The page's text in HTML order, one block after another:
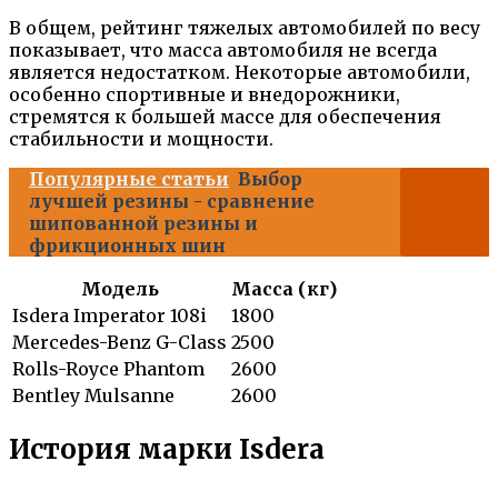
В общем, рейтинг тяжелых автомобилей по весу
показывает, что масса автомобиля не всегда
является недостатком. Некоторые автомобили,
особенно спортивные и внедорожники,
стремятся к большей массе для обеспечения
стабильности и мощности.
Популярные статьи Выбор
лучшей резины - сравнение
шипованной резины и
фрикционных шин
Модель
Масса (кг)
Isdera Imperator 108i
1800
Mercedes-Benz G-Class 2500
Rolls-Royce Phantom
2600
Bentley Mulsanne
2600
История марки Isdera